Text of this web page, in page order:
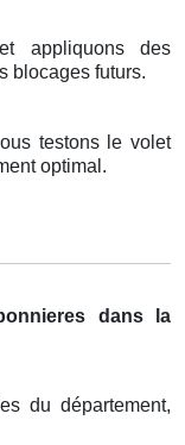
appliquons des
blocages futurs.
testons le volet
optimal.
dans la
du département,